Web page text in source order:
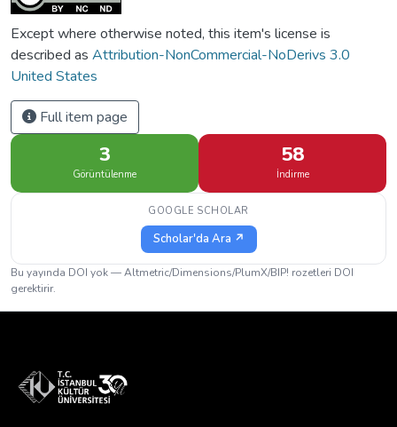
Except where otherwise noted, this item's license is
described as Attribution-NonCommercial-NoDerivs 3.0
United States
Full item page
3
Görüntülenme
58
İndirme
GOOGLE SCHOLAR
Scholar'da Ara ↗
Bu yayında DOI yok — Altmetric/Dimensions/PlumX/BIP! rozetleri DOI
gerektirir.